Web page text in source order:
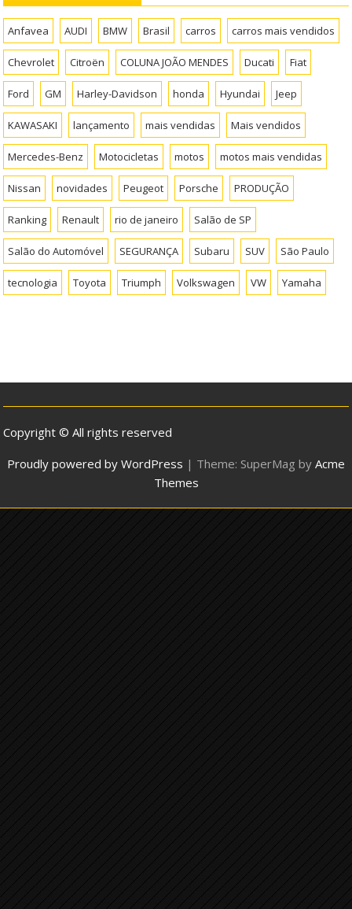
Anfavea AUDI BMW Brasil carros carros mais vendidos
Chevrolet Citroën COLUNA JOÃO MENDES Ducati Fiat
Ford GM Harley-Davidson honda Hyundai Jeep
KAWASAKI lançamento mais vendidas Mais vendidos
Mercedes-Benz Motocicletas motos motos mais vendidas
Nissan novidades Peugeot Porsche PRODUÇÃO
Ranking Renault rio de janeiro Salão de SP
Salão do Automóvel SEGURANÇA Subaru SUV São Paulo
tecnologia Toyota Triumph Volkswagen VW Yamaha
Copyright © All rights reserved
Proudly powered by WordPress | Theme: SuperMag by Acme
Themes